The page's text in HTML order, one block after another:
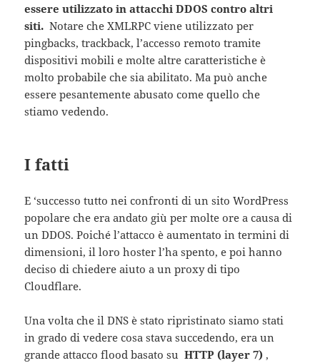
essere utilizzato in attacchi DDOS contro altri
siti. Notare che XMLRPC viene utilizzato per
pingbacks, trackback, l’accesso remoto tramite
dispositivi mobili e molte altre caratteristiche è
molto probabile che sia abilitato. Ma può anche
essere pesantemente abusato come quello che
stiamo vedendo.
I fatti
E ‘successo tutto nei confronti di un sito WordPress
popolare che era andato giù per molte ore a causa di
un DDOS. Poiché l’attacco è aumentato in termini di
dimensioni, il loro hoster l’ha spento, e poi hanno
deciso di chiedere aiuto a un proxy di tipo
Cloudflare.
Una volta che il DNS è stato ripristinato siamo stati
in grado di vedere cosa stava succedendo, era un
grande attacco flood basato su HTTP (layer 7) ,